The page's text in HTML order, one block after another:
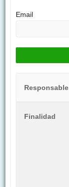
Email
Responsable
Finalidad